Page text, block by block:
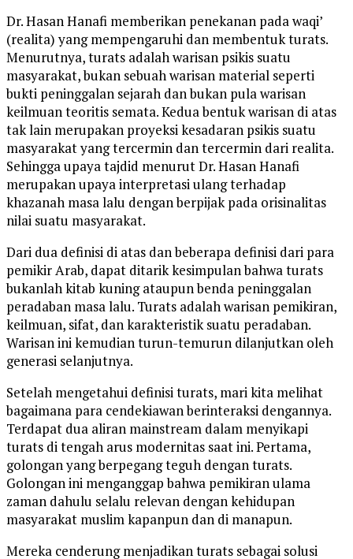
Dr. Hasan Hanafi memberikan penekanan pada waqi’
(realita) yang mempengaruhi dan membentuk turats.
Menurutnya, turats adalah warisan psikis suatu
masyarakat, bukan sebuah warisan material seperti
bukti peninggalan sejarah dan bukan pula warisan
keilmuan teoritis semata. Kedua bentuk warisan di atas
tak lain merupakan proyeksi kesadaran psikis suatu
masyarakat yang tercermin dan tercermin dari realita.
Sehingga upaya tajdid menurut Dr. Hasan Hanafi
merupakan upaya interpretasi ulang terhadap
khazanah masa lalu dengan berpijak pada orisinalitas
nilai suatu masyarakat.
Dari dua definisi di atas dan beberapa definisi dari para
pemikir Arab, dapat ditarik kesimpulan bahwa turats
bukanlah kitab kuning ataupun benda peninggalan
peradaban masa lalu. Turats adalah warisan pemikiran,
keilmuan, sifat, dan karakteristik suatu peradaban.
Warisan ini kemudian turun-temurun dilanjutkan oleh
generasi selanjutnya.
Setelah mengetahui definisi turats, mari kita melihat
bagaimana para cendekiawan berinteraksi dengannya.
Terdapat dua aliran mainstream dalam menyikapi
turats di tengah arus modernitas saat ini. Pertama,
golongan yang berpegang teguh dengan turats.
Golongan ini menganggap bahwa pemikiran ulama
zaman dahulu selalu relevan dengan kehidupan
masyarakat muslim kapanpun dan di manapun.
Mereka cenderung menjadikan turats sebagai solusi